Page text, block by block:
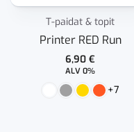
T-paidat & topit
Printer RED Run
6,90€
ALV 0%
+7